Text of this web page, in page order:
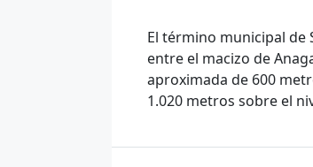
El término municipal de
entre el macizo de
aproximada de 600
1.020 metros sobre el